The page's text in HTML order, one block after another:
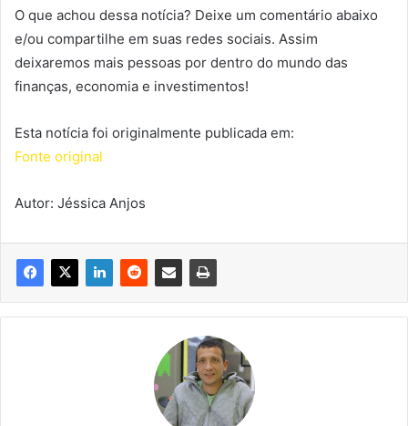
O que achou dessa notícia? Deixe um comentário abaixo
e/ou compartilhe em suas redes sociais. Assim
deixaremos mais pessoas por dentro do mundo das
finanças, economia e investimentos!
Esta notícia foi originalmente publicada em:
Fonte original
Autor: Jéssica Anjos